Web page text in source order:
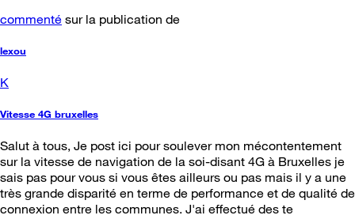
commenté sur la publication de
lexou
K
Vitesse 4G bruxelles
Salut à tous, Je post ici pour soulever mon mécontentement
sur la vitesse de navigation de la soi-disant 4G à Bruxelles je
sais pas pour vous si vous êtes ailleurs ou pas mais il y a une
très grande disparité en terme de performance et de qualité de
connexion entre les communes. J'ai effectué des te